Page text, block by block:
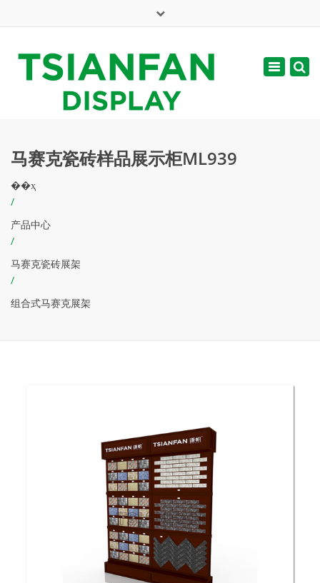
周一 - 周六: 7:00 - 17:00
Toggle
马赛克瓷砖样品展示柜ML939
��ҳ
/
产品中心
/
马赛克瓷砖展架
/
组合式马赛克展架